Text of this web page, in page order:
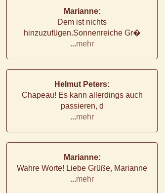
Marianne:
Dem ist nichts
hinzuzufügen.Sonnenreiche Gr�
...mehr
Helmut Peters:
Chapeau! Es kann allerdings auch
passieren, d
...mehr
Marianne:
Wahre Worte! Liebe Grüße, Marianne
...mehr